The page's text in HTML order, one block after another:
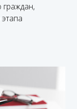
граждан,